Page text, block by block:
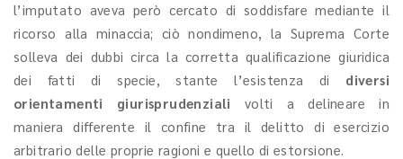
l’imputato aveva però cercato di soddisfare mediante il
ricorso alla minaccia; ciò nondimeno, la Suprema Corte
solleva dei dubbi circa la corretta qualificazione giuridica
dei fatti di specie, stante l’esistenza di diversi
orientamenti giurisprudenziali volti a delineare in
maniera differente il confine tra il delitto di esercizio
arbitrario delle proprie ragioni e quello di estorsione.